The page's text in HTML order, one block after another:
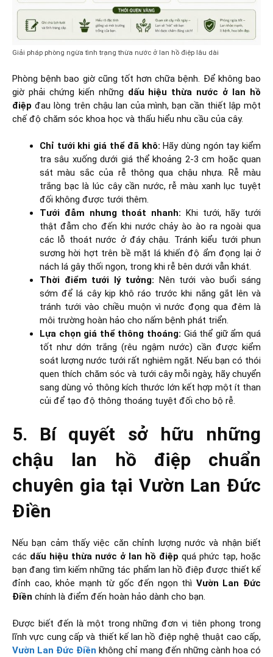
Giải pháp phòng ngừa tình trạng thừa nước ở lan hồ điệp lâu dài
Phòng bệnh bao giờ cũng tốt hơn chữa bệnh. Để không bao
giờ phải chứng kiến những dấu hiệu thừa nước ở lan hồ
điệp đau lòng trên chậu lan của mình, bạn cần thiết lập một
chế độ chăm sóc khoa học và thấu hiểu nhu cầu của cây.
Chỉ tưới khi giá thể đã khô: Hãy dùng ngón tay kiểm
tra sâu xuống dưới giá thể khoảng 2-3 cm hoặc quan
sát màu sắc của rễ thông qua chậu nhựa. Rễ màu
trắng bạc là lúc cây cần nước, rễ màu xanh lục tuyệt
đối không được tưới thêm.
Tưới đẫm nhưng thoát nhanh: Khi tưới, hãy tưới
thật đẫm cho đến khi nước chảy ào ào ra ngoài qua
các lỗ thoát nước ở đáy chậu. Tránh kiểu tưới phun
sương hời hợt trên bề mặt lá khiến độ ẩm đọng lại ở
nách lá gây thối ngọn, trong khi rễ bên dưới vẫn khát.
Thời điểm tưới lý tưởng: Nên tưới vào buổi sáng
sớm để lá cây kịp khô ráo trước khi nắng gắt lên và
tránh tưới vào chiều muộn vì nước đọng qua đêm là
môi trường hoàn hảo cho nấm bệnh phát triển.
Lựa chọn giá thể thông thoáng: Giá thể giữ ẩm quá
tốt như dớn trắng (rêu ngậm nước) cần được kiểm
soát lượng nước tưới rất nghiêm ngặt. Nếu bạn có thói
quen thích chăm sóc và tưới cây mỗi ngày, hãy chuyển
sang dùng vỏ thông kích thước lớn kết hợp một ít than
củi để tạo độ thông thoáng tuyệt đối cho bộ rễ.
5. Bí quyết sở hữu những
chậu lan hồ điệp chuẩn
chuyên gia tại Vườn Lan Đức
Điền
Nếu bạn cảm thấy việc căn chỉnh lượng nước và nhận biết
các dấu hiệu thừa nước ở lan hồ điệp quá phức tạp, hoặc
bạn đang tìm kiếm những tác phẩm lan hồ điệp được thiết kế
đỉnh cao, khỏe mạnh từ gốc đến ngọn thì Vườn Lan Đức
Điền chính là điểm đến hoàn hảo dành cho bạn.
Được biết đến là một trong những đơn vị tiên phong trong
lĩnh vực cung cấp và thiết kế lan hồ điệp nghệ thuật cao cấp,
Vườn Lan Đức Điền không chỉ mang đến những cành hoa có